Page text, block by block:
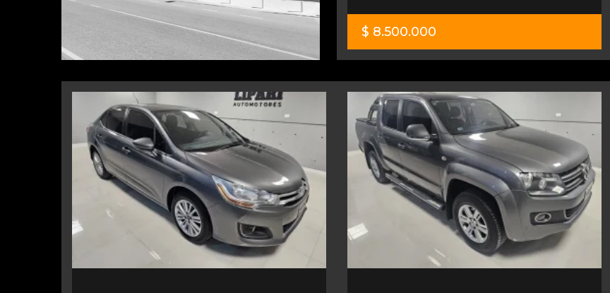
$ 8.500.000